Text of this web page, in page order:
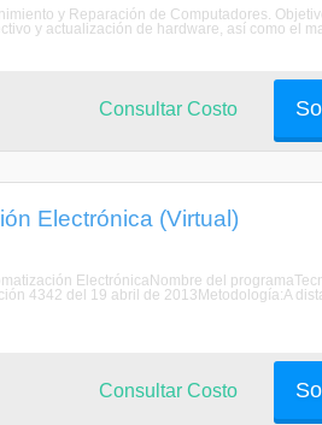
y Reparación de Computadores.
y actualización de hardware, así como el
Consultar Costo
Electrónica (Virtual)
ElectrónicaNombre del
4342 del 19 abril de 2013Metodología:A
Consultar Costo